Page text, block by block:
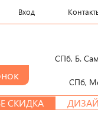
Вход
СПб, Б.
СПб,
ДИЗАЙН-